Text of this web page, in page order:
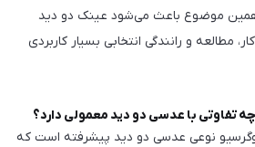
همین موضوع باعث می‌شود عینک دو دید
مطالعه و رانندگی انتخابی بسیار کاربردی
تفاوتی با عدسی دو دید معمولی دارد؟
نوعی عدسی دو دید پیشرفته است که